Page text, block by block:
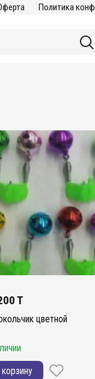
Политика
T
цветной